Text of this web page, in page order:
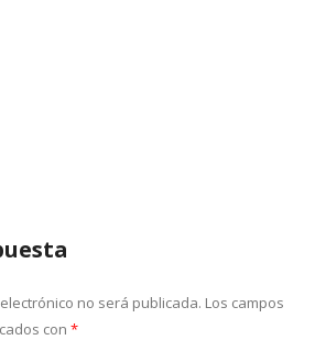
no será publicada. Los campos
con *